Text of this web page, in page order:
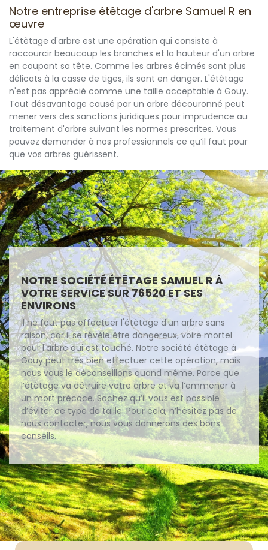
Notre entreprise étêtage d'arbre Samuel R en
œuvre
L'étêtage d'arbre est une opération qui consiste à
raccourcir beaucoup les branches et la hauteur d'un arbre
en coupant sa tête. Comme les arbres écimés sont plus
délicats à la casse de tiges, ils sont en danger. L'étêtage
n'est pas apprécié comme une taille acceptable à Gouy.
Tout désavantage causé par un arbre découronné peut
mener vers des sanctions juridiques pour imprudence au
traitement d'arbre suivant les normes prescrites. Vous
pouvez demander à nos professionnels ce qu’il faut pour
que vos arbres guérissent.
NOTRE SOCIÉTÉ ÉTÊTAGE SAMUEL R À
VOTRE SERVICE SUR 76520 ET SES
ENVIRONS
Il ne faut pas effectuer l'étêtage d'un arbre sans
raison, car il se révèle être dangereux, voire mortel
pour l'arbre qui est touché. Notre société étêtage à
Gouy peut très bien effectuer cette opération, mais
nous vous le déconseillons quand même. Parce que
l’étêtage va détruire votre arbre et va l’emmener à
un mort précoce. Sachez qu’il vous est possible
d’éviter ce type de taille. Pour cela, n’hésitez pas de
nous contacter, nous vous donnerons des bons
conseils.